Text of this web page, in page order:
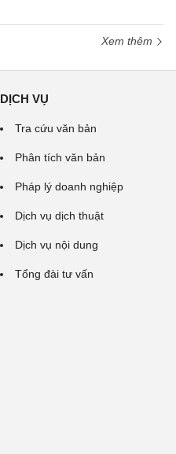
Xem thêm
DỊCH VỤ
Tra cứu văn bản
Phân tích văn bản
Pháp lý doanh nghiệp
Dịch vụ dịch thuật
Dịch vụ nội dung
Tổng đài tư vấn